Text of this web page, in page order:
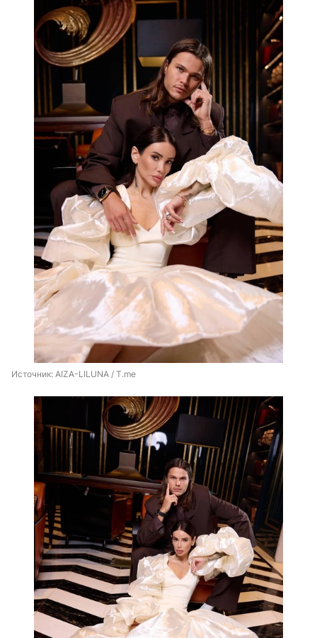
Источник: AIZA-LILUNA / T.me